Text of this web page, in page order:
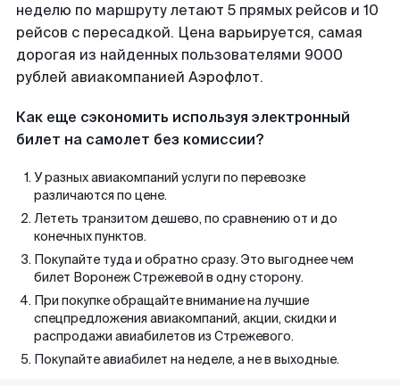
неделю по маршруту летают 5 прямых рейсов и 10
рейсов с пересадкой. Цена варьируется, самая
дорогая из найденных пользователями 9000
рублей авиакомпанией Аэрофлот.
Как еще сэкономить используя электронный
билет на самолет без комиссии?
У разных авиакомпаний услуги по перевозке
различаются по цене.
Лететь транзитом дешево, по сравнению от и до
конечных пунктов.
Покупайте туда и обратно сразу. Это выгоднее чем
билет Воронеж Стрежевой в одну сторону.
При покупке обращайте внимание на лучшие
спецпредложения авиакомпаний, акции, скидки и
распродажи авиабилетов из Стрежевого.
Покупайте авиабилет на неделе, а не в выходные.